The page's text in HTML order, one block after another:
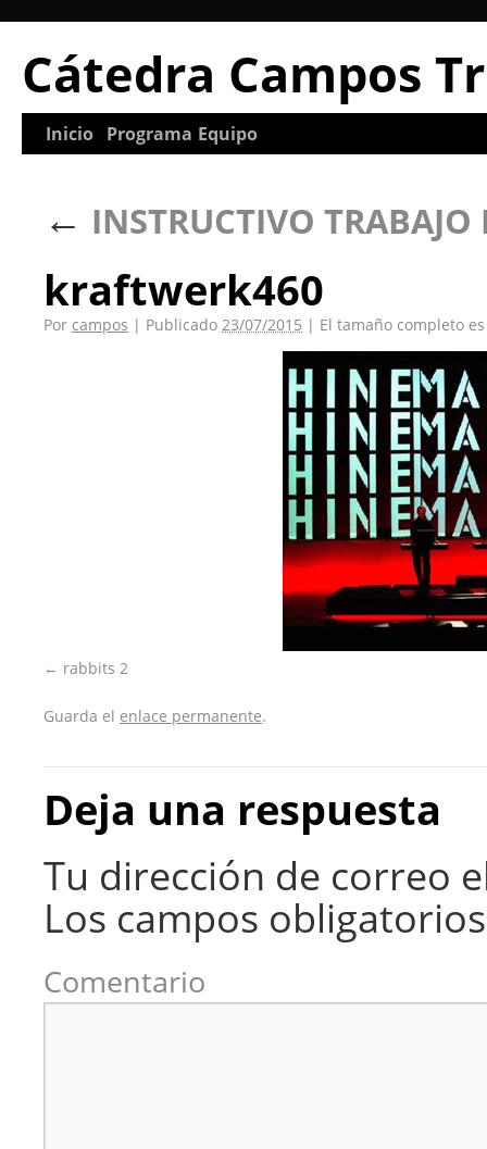
Cátedra Campos
Inicio Programa Equipo
← INSTRUCTIVO
kraftwerk460
Por campos | Publicado 23/07/2015 | El tamaño completo
rabbits 2
Guarda el enlace permanente.
Deja una respuesta
Tu dirección de correo
Los campos
Comentario